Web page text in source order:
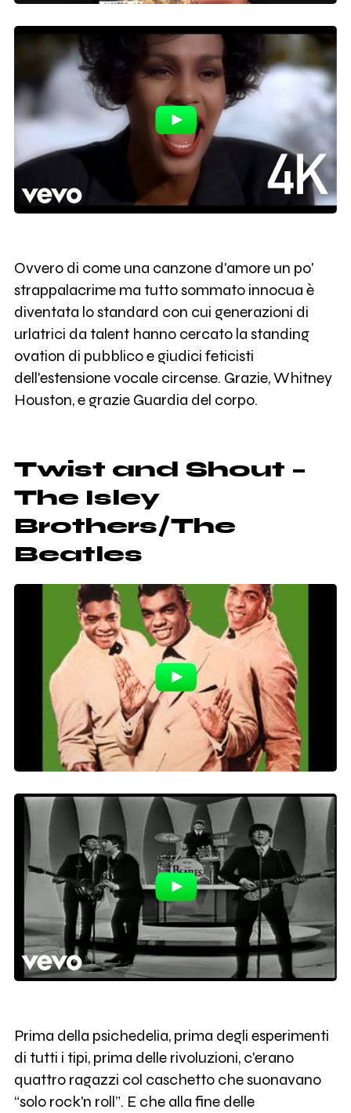
Ovvero di come una canzone d'amore un po'
strappalacrime ma tutto sommato innocua è
diventata lo standard con cui generazioni di
urlatrici da talent hanno cercato la standing
ovation di pubblico e giudici feticisti
dell'estensione vocale circense. Grazie, Whitney
Houston, e grazie Guardia del corpo.
Twist and Shout –
The Isley
Brothers/The
Beatles
Prima della psichedelia, prima degli esperimenti
di tutti i tipi, prima delle rivoluzioni, c'erano
quattro ragazzi col caschetto che suonavano
“solo rock'n roll”. E che alla fine delle